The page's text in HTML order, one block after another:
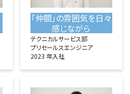
「仲間」の雰囲気を日々
感じながら
テクニカルサービス部
プリセールスエンジニア
2023 年入社